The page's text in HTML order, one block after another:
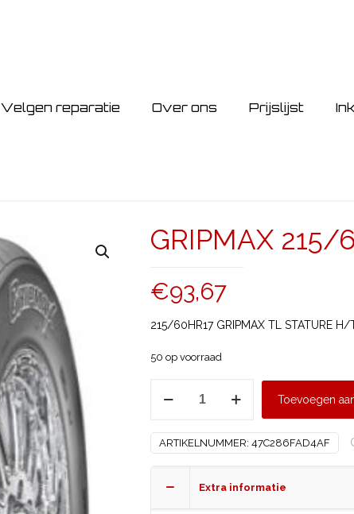
Velgen reparatie Over ons Prijslijst
GRIPMAX 215/
€93,67
215/60HR17 GRIPMAX TL STATURE H/
50 op voorraad
STATURE
aantal
Toevoegen
ARTIKELNUMMER: 47C286FAD4AF
Extra informatie